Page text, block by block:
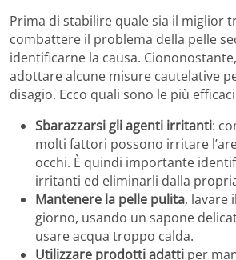
Prima di stabilire quale sia il miglior
combattere il problema della pelle
identificarne la causa.
adottare alcune misure cautelative
disagio. Ecco quali sono le più
Sbarazzarsi gli agenti irritanti:
molti fattori possono irritare
occhi. È quindi importante
irritanti ed eliminarli dalla
Mantenere la pelle pulita, lavare
giorno, usando un sapone
usare acqua troppo calda.
Utilizzare prodotti adatti per